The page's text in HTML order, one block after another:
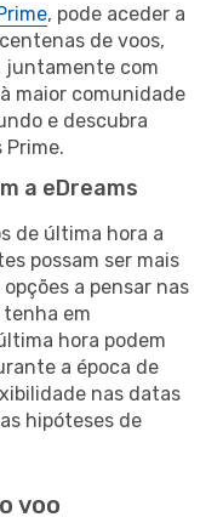
, pode aceder a
de voos,
juntamente com
maior comunidade
e descubra
Prime.
a eDreams
de última hora a
possam ser mais
a pensar nas
em
hora podem
a época de
nas datas
hipóteses de
voo